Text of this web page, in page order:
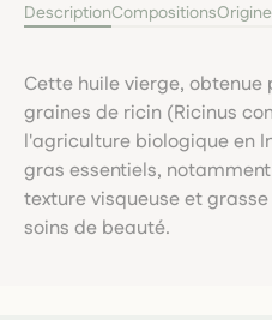
DescriptionCompositionsOrigine
Cette huile vierge,
graines de ricin (Ricinus
l'agriculture biologique en
gras essentiels,
texture visqueuse et
soins de beauté.